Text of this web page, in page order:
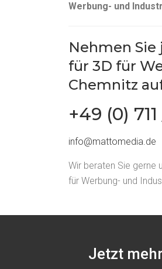
Werbung- und
Nehmen Sie
für 3D für
Chemnitz
+49 (0)
info@mattomedia.de
Wir beraten Sie gerne
für Werbung- und
Jetzt